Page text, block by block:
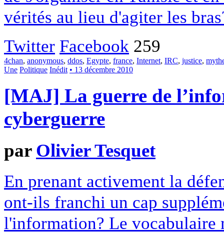
vérités au lieu d'agiter les
Twitter Facebook 259
4chan, anonymous, ddos, Egypte, france, Internet, IRC, justice,
Une Politique Inédit • 13 décembre 2010
[MAJ] La guerre de
cyberguerre
par Olivier Tesquet
En prenant activement la
ont-ils franchi un cap
l'information? Le vocabulaire